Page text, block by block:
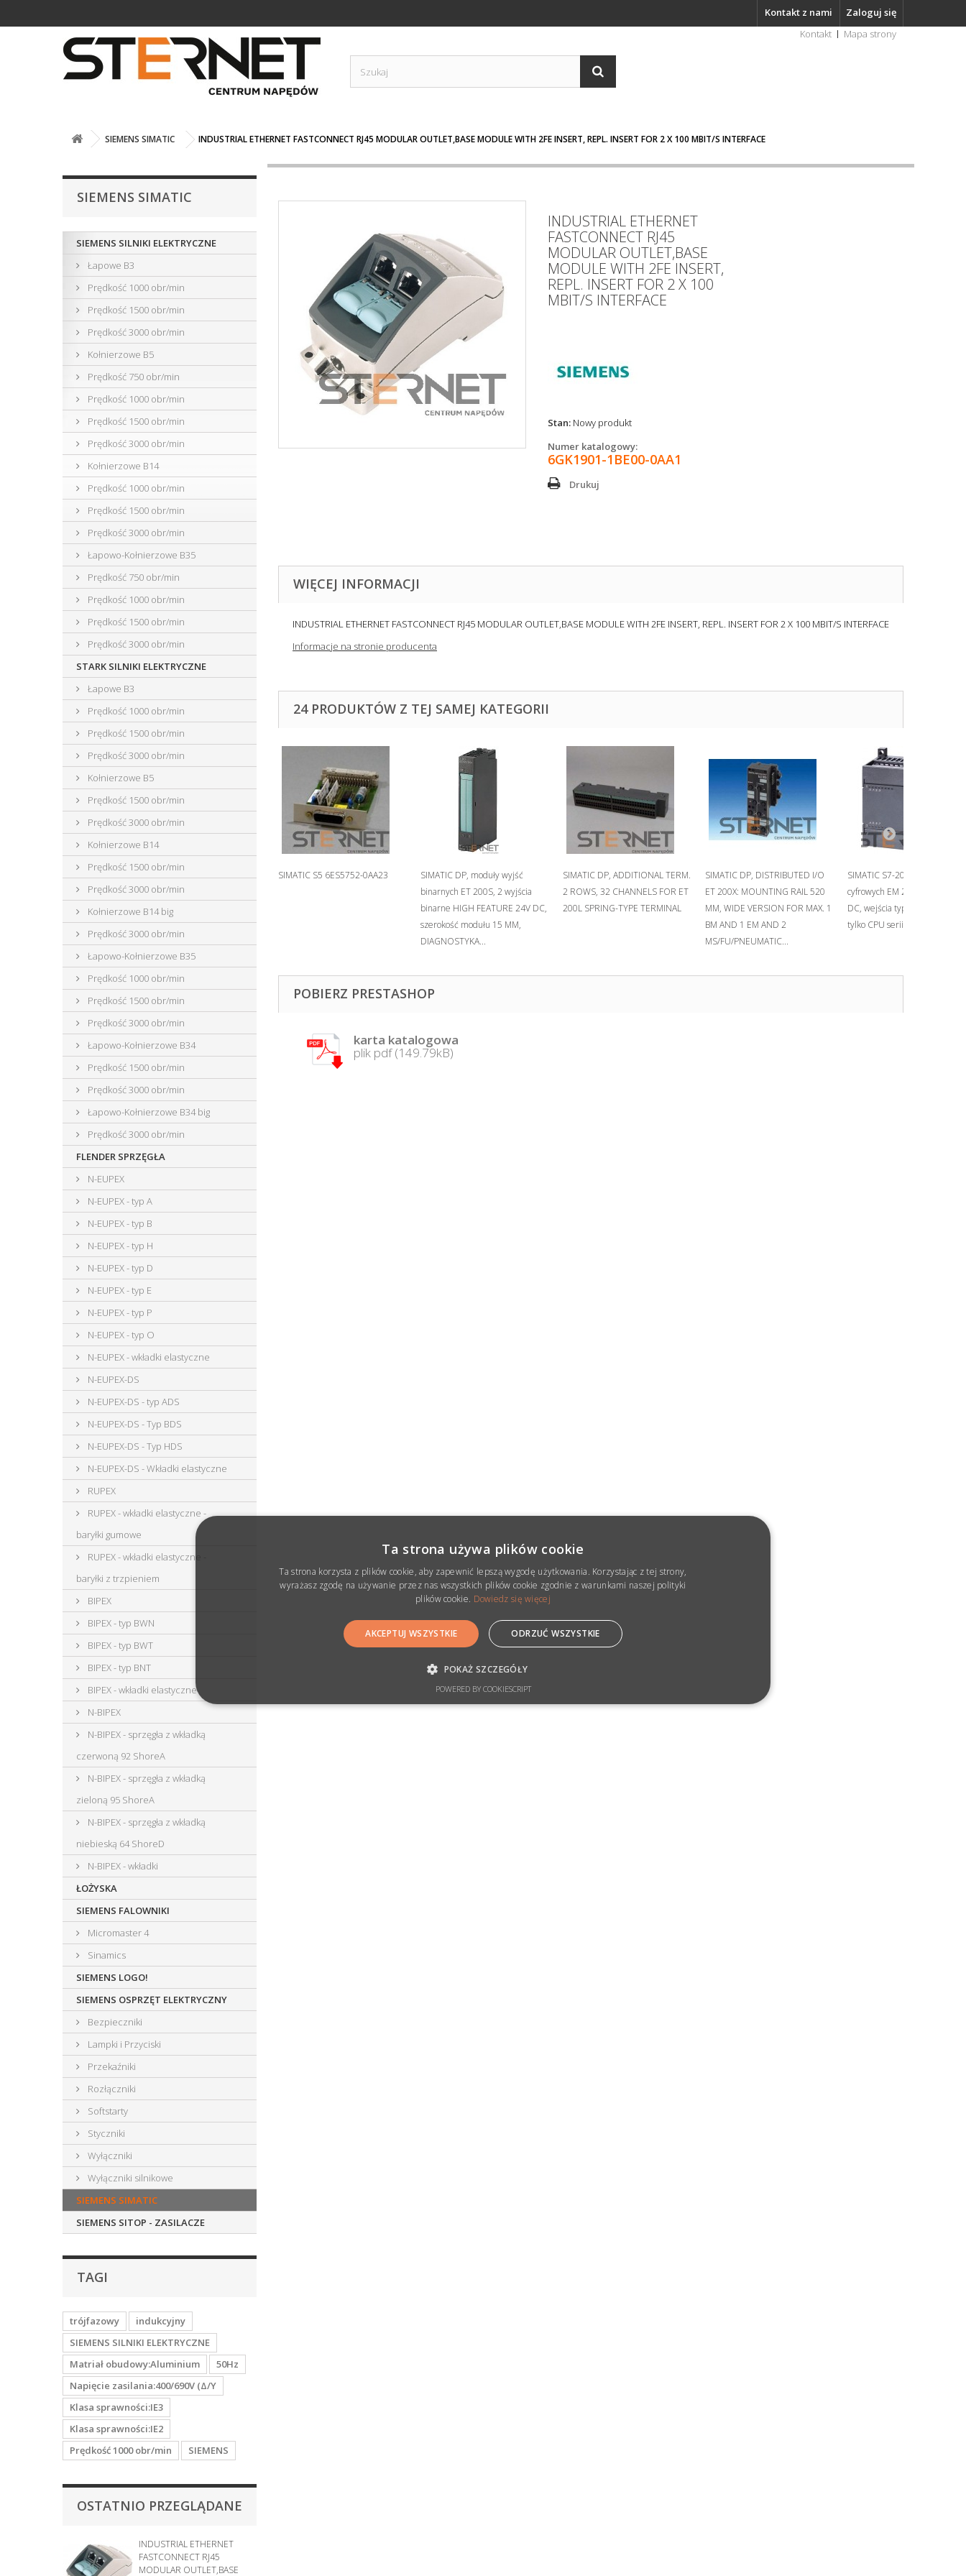
Zaloguj się
Kontakt z nami
Kontakt
Mapa strony
SIEMENS SIMATIC INDUSTRIAL ETHERNET FASTCONNECT RJ45 MODULAR OUTLET,BASE MODULE WITH 2FE INSERT, REPL. INSERT FOR 2 X 100 MBIT/S INTERFACE
SIEMENS SIMATIC
SIEMENS SILNIKI ELEKTRYCZNE
Łapowe B3
Prędkość 1000 obr/min
Prędkość 1500 obr/min
Prędkość 3000 obr/min
Kołnierzowe B5
Prędkość 750 obr/min
Prędkość 1000 obr/min
Prędkość 1500 obr/min
Prędkość 3000 obr/min
Kołnierzowe B14
Prędkość 1000 obr/min
Prędkość 1500 obr/min
Prędkość 3000 obr/min
Łapowo-Kołnierzowe B35
Prędkość 750 obr/min
Prędkość 1000 obr/min
Prędkość 1500 obr/min
Prędkość 3000 obr/min
STARK SILNIKI ELEKTRYCZNE
Łapowe B3
Prędkość 1000 obr/min
Prędkość 1500 obr/min
Prędkość 3000 obr/min
Kołnierzowe B5
Prędkość 1500 obr/min
Prędkość 3000 obr/min
Kołnierzowe B14
Prędkość 1500 obr/min
Prędkość 3000 obr/min
Kołnierzowe B14 big
Prędkość 3000 obr/min
Łapowo-Kołnierzowe B35
Prędkość 1000 obr/min
Prędkość 1500 obr/min
Prędkość 3000 obr/min
Łapowo-Kołnierzowe B34
Prędkość 1500 obr/min
Prędkość 3000 obr/min
Łapowo-Kołnierzowe B34 big
Prędkość 3000 obr/min
FLENDER SPRZĘGŁA
N-EUPEX
N-EUPEX - typ A
N-EUPEX - typ B
N-EUPEX - typ H
N-EUPEX - typ D
N-EUPEX - typ E
N-EUPEX - typ P
N-EUPEX - typ O
N-EUPEX - wkładki elastyczne
N-EUPEX-DS
N-EUPEX-DS - typ ADS
N-EUPEX-DS - Typ BDS
N-EUPEX-DS - Typ HDS
N-EUPEX-DS - Wkładki elastyczne
RUPEX
RUPEX - wkładki elastyczne -
baryłki gumowe
RUPEX - wkładki elastyczne -
baryłki z trzpieniem
BIPEX
BIPEX - typ BWN
BIPEX - typ BWT
BIPEX - typ BNT
BIPEX - wkładki elastyczne
N-BIPEX
N-BIPEX - sprzęgła z wkładką
czerwoną 92 ShoreA
N-BIPEX - sprzęgła z wkładką
zieloną 95 ShoreA
N-BIPEX - sprzęgła z wkładką
niebieską 64 ShoreD
N-BIPEX - wkładki
ŁOŻYSKA
SIEMENS FALOWNIKI
Micromaster 4
Sinamics
SIEMENS LOGO!
SIEMENS OSPRZĘT ELEKTRYCZNY
Bezpieczniki
Lampki i Przyciski
Przekaźniki
Rozłączniki
Softstarty
Styczniki
Wyłączniki
Wyłączniki silnikowe
SIEMENS SIMATIC
SIEMENS SITOP - ZASILACZE
TAGI
trójfazowy
indukcyjny
SIEMENS SILNIKI ELEKTRYCZNE
Matriał obudowy:Aluminium
50Hz
Napięcie zasilania:400/690V (Δ/Y
Klasa sprawności:IE3
Klasa sprawności:IE2
Prędkość 1000 obr/min
SIEMENS
OSTATNIO PRZEGLĄDANE
INDUSTRIAL ETHERNET
FASTCONNECT RJ45
MODULAR OUTLET,BASE
INDUSTRIAL ETHERNET
FASTCONNECT RJ45
MODULAR OUTLET,BASE
MODULE WITH 2FE INSERT,
REPL. INSERT FOR 2 X 100
MBIT/S INTERFACE
Stan: Nowy produkt
Numer katalogowy:
6GK1901-1BE00-0AA1
Drukuj
WIĘCEJ INFORMACJI
INDUSTRIAL ETHERNET FASTCONNECT RJ45 MODULAR OUTLET,BASE MODULE WITH 2FE INSERT, REPL. INSERT FOR 2 X 100 MBIT/S INTERFACE
Informacje na stronie producenta
24 PRODUKTÓW Z TEJ SAMEJ KATEGORII
SIMATIC S5 6ES5752-0AA23
SIMATIC DP, moduły wyjść
binarnych ET 200S, 2 wyjścia
binarne HIGH FEATURE 24V DC,
szerokość modułu 15 MM,
DIAGNOSTYKA...
SIMATIC DP, ADDITIONAL TERM.
2 ROWS, 32 CHANNELS FOR ET
200L SPRING-TYPE TERMINAL
SIMATIC DP, DISTRIBUTED I/O
ET 200X: MOUNTING RAIL 520
MM, WIDE VERSION FOR MAX. 1
BM AND 1 EM AND 2
MS/FU/PNEUMATIC...
SIMATIC S7-200, moduł wejść
cyfrowych EM 221, 8 wejść,
DC, wejścia typu SINK/
tylko CPU serii S7-22X
POBIERZ PRESTASHOP
karta katalogowa
plik pdf (149.79kB)
Ta strona używa plików cookie
Ta strona korzysta z plików cookie, aby zapewnić lepszą wygodę użytkowania. Korzystając z tej strony,
wyrażasz zgodę na używanie przez nas wszystkich plików cookie zgodnie z warunkami naszej polityki
plików cookie. Dowiedz się więcej
AKCEPTUJ WSZYSTKIE ODRZUĆ WSZYSTKIE
POKAŻ SZCZEGÓŁY
POWERED BY COOKIESCRIPT